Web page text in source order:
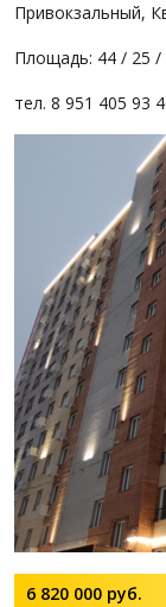
Привокзальный,
Площадь: 44 / 25 /
тел. 8 951 405 93
6 820 000 руб.